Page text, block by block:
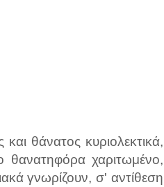
θάνατος κυριολεκτικά,
θανατηφόρα χαριτωμένο,
γνωρίζουν, σ' αντίθεση